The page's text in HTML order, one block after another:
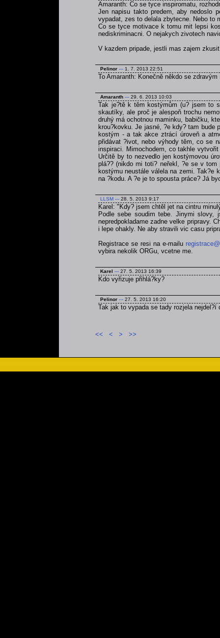
Amaranth: Co se tyce inspiromatu,
Jen napisu takto predem, aby nedoslo
vypadat, zes to delala zbytecne. Nebo to
Co se tyce motivace k tomu mit lepsi
nediskriminacni. O nejakych zivotech
V kazdem pripade, jestli mas zajem
Pelinor --- 1. 7. 2013 22:51
To Amaranth: Konečně někdo se zdravým
Amaranth --- 29. 6. 2013 10:03
Tak je?tě k těm kostýmům (u? jsem to
skautíky, ale proč je alespoň trochu
druhý má ochotnou maminku, babičku,
krou?kovku. Je jasné, ?e kdy? tam
kostým - a tak akce ztrácí úroveň a
přidávat ?ivot, nebo výhody těm, co se
inspiraci. Mimochodem, co takhle
Určitě by to nezvedlo jen kostýmovou
plá?? (nikdo mi toti? neřekl, ?e se v
kostýmu neustále válela na zemi. Tak?e
na ?kodu. A ?e je to spousta práce? Já
LLSM --- 28. 5. 2013 9:17
Karel: "Kdy? jsem chtěl jet na cintru
Podle sebe soudim tebe. Jinymi
nepredpokladame zadne velke pripravy.
i lepe ohakly. Ne aby stravili vic casu
Registrace se resi na e-mailu
vybira nekolik ORGu, vcetne me.
Karel --- 27. 5. 2013 16:39
Kdo vyřizuje přihlá?ky?
Pelinor --- 27. 5. 2013 16:20
Tak jak to vypada se tady rozjela nejdel?í
<< < > >>